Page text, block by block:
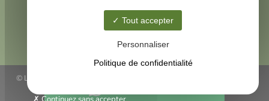
06 68 10 01 05
© LEVI DEVIGNE ELAGAGE -
Tout accepter
Personnaliser
Politique de confidentialité